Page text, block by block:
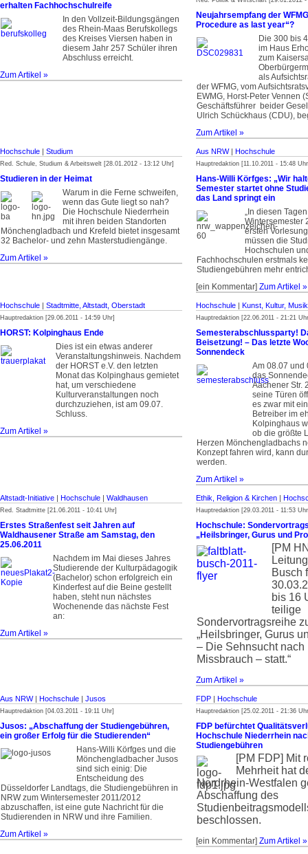
erhalten Fachhochschulreife
In den Vollzeit-Bildungsgängen
des Rhein-Maas Berufskollegs
des Kreises Viersen haben in
diesem Jahr 257 Schüler ihren
Abschluss erreicht.
Zum Artikel »
Neujahrsempfang der
Procedure as last year“?
Die 300 bis
im Haus
zum
als
der WFMG, vom
EWMG, Horst-Peter Vennen
Geschäftsführer beider
Ulrich Schückhaus (CDU),
Zum Artikel »
Hochschule | Studium
Red. Schule, Studium & Arbeitswelt [28.01.2012 - 13:12 Uhr]
Studieren in der Heimat
Warum in die Ferne schweifen,
wenn das Gute liegt so nah?
Die Hochschule Niederrhein
mit ihren beiden Standorten
Mönchengladbach und Krefeld bietet insgesamt
32 Bachelor- und zehn Masterstudiengänge.
Zum Artikel »
Aus NRW| Hochschule
Hauptredaktion [11.10.2011 - 15:48
Hans-Willi Körfges: „Wir
Semester startet ohne
das Land springt ein
„In diesen
Wintersemester
ersten
müssen die
Hochschulen
Fachhochschulen erstmals
Studiengebühren mehr
[ein Kommentar] Zum Artikel »
Hochschule | Stadtmitte, Altstadt, Oberstadt
Hauptredaktion [29.06.2011 - 14:59 Uhr]
HORST: Kolpinghaus Ende
Dies ist ein etwas anderer
Veranstaltungshinweis. Nachdem
der HORST e.V. den letzten
Monat das Kolpinghaus gemietet
hat, um verschiedene
Kulturveranstaltungen noch
durchzuziehen, ist am 09.07.
Schluss.
Zum Artikel »
Hochschule | Kunst, Kultur,
Hauptredaktion [22.06.2011 - 21:21
Semesterabschlussparty!
Beisetzung! – Das letzte
Sonnendeck
Am 08.07 und
das
Aachener Str.
seine Türen
es zwar mit
Betreiber im
Kolpinghaus
ob die größte
Herzen Mönchengladbachs
Konzept fahren wird, kann
werden.
Zum Artikel »
Altstadt-Initiative | Hochschule | Waldhausen
Red. Stadtmitte [21.06.2011 - 10:41 Uhr]
Erstes Straßenfest seit Jahren auf
Waldhausener Straße am Samstag, den
25.06.2011
Nachdem im Mai dieses Jahres
Studierende der Kulturpädagogik
(Bachelor) schon erfolgreich ein
Kinderfest auf die Beine gestellt
haben, steht nun nächstes
Wochenende das nächste Fest
an:
Zum Artikel »
Ethik, Religion & Kirchen |
Hauptredaktion [29.03.2011 - 11:53
Hochschule:
„Heilsbringer, Gurus und
[PM
Busch
bis 16
teilige
Sondervortragsreihe
„Heilsbringer, Gurus
– Die Sehnsucht nach
Missbrauch – statt.“
Zum Artikel »
Aus NRW| Hochschule | Jusos
Hauptredaktion [04.03.2011 - 19:11 Uhr]
Jusos: „Abschaffung der Studiengebühren,
ein großer Erfolg für die Studierenden“
Hans-Willi Körfges und die
Mönchengladbacher Jusos
sind sich einig: Die
Entscheidung des
Düsseldorfer Landtags, die Studiengebühren in
NRW zum Wintersemester 2011/2012
abzuschaffen, ist eine gute Nachricht für die
Studierenden in NRW und ihre Familien.
Zum Artikel »
FDP | Hochschule
Hauptredaktion [25.02.2011 - 21:36
FDP befürchtet
Hochschule Niederrhein
Studiengebühren
[PM FDP] Mit
Mehrheit hat
Nordrhein-Westfalen
Abschaffung des
beschlossen.
[ein Kommentar] Zum Artikel »